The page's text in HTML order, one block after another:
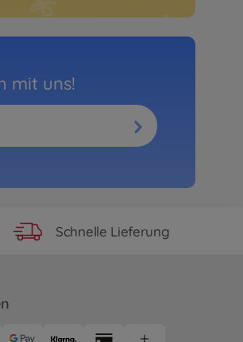
mit uns!
Schnelle Lieferung